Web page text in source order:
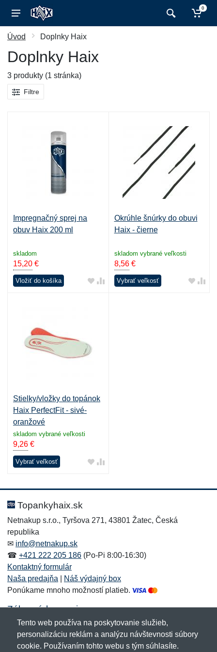
0
Úvod Doplnky Haix
Doplnky Haix
3 produkty (1 stránka)
Filtre
Impregnačný sprej na
obuv Haix 200 ml
skladom
15,20 €
Vložiť do košíka
Okrúhle šnúrky do obuvi
Haix - čierne
skladom vybrané veľkosti
8,56€
Vybrať veľkosť
Stielky/vložky do topánok
Haix PerfectFit - sivé-
oranžové
skladom vybrané veľkosti
9,26 €
Vybrať veľkosť
Topankyhaix.sk
Netnakup s.r.o., Tyršova 271, 43801 Žatec, Česká
republika
✉ info@netnakup.sk
☎ +421 222 205 186 (Po-Pi 8:00-16:30)
Kontaktný formulár
Naša predajňa
Náš výdajný box
Ponúkame mnoho možností platieb.
Zákaznícky servis
Novinky emailom
Tento web používa na poskytovanie služieb,
personalizáciu reklám a analýzu návštevnosti súbory
cookie. Používaním tohto webu s tým súhlasíte.